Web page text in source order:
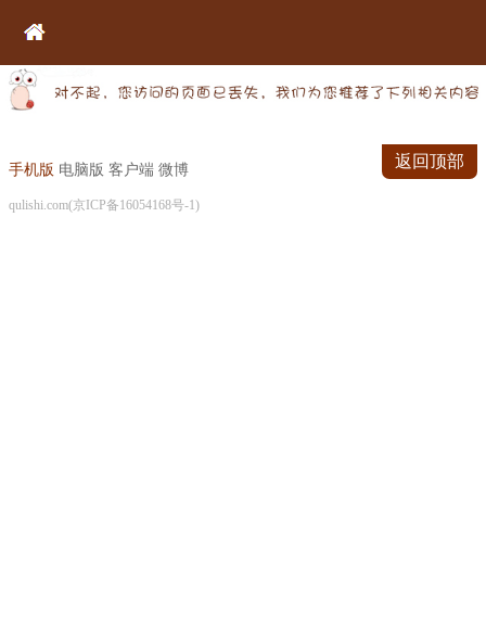
手机版 电脑版 客户端 微博
qulishi.com(京ICP备16054168号-1)
返回顶部